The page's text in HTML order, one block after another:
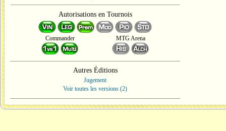
Autorisations en Tournois
Commander MTG Arena
Autres Éditions
Jugement
Voir toutes les versions (2)